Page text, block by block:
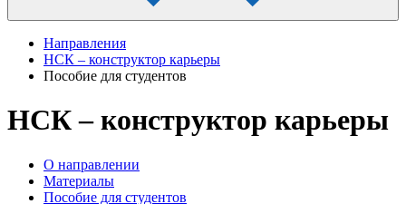
Направления
НСК – конструктор карьеры
Пособие для студентов
НСК – конструктор карьеры
О направлении
Материалы
Пособие для студентов